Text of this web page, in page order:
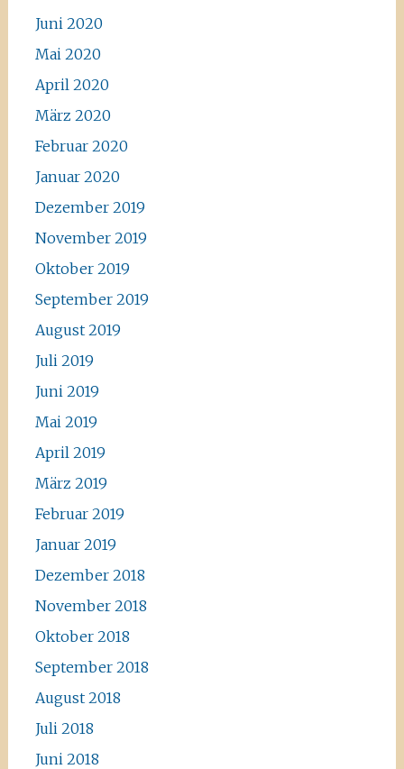
Juni 2020
Mai 2020
April 2020
März 2020
Februar 2020
Januar 2020
Dezember 2019
November 2019
Oktober 2019
September 2019
August 2019
Juli 2019
Juni 2019
Mai 2019
April 2019
März 2019
Februar 2019
Januar 2019
Dezember 2018
November 2018
Oktober 2018
September 2018
August 2018
Juli 2018
Juni 2018